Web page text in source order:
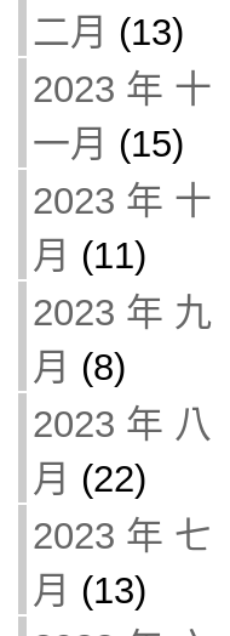
二月 (13)
2023 年 十
一月 (15)
2023 年 十
月 (11)
2023 年 九
月 (8)
2023 年 八
月 (22)
2023 年 七
月 (13)